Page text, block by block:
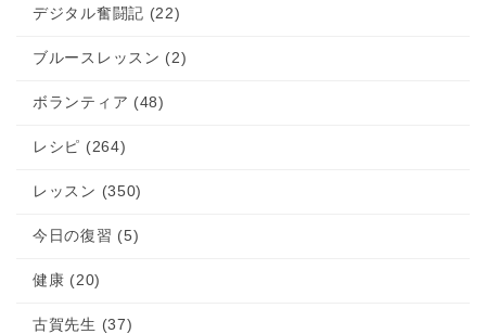
デジタル奮闘記 (22)
ブルースレッスン (2)
ボランティア (48)
レシピ (264)
レッスン (350)
今日の復習 (5)
健康 (20)
古賀先生 (37)